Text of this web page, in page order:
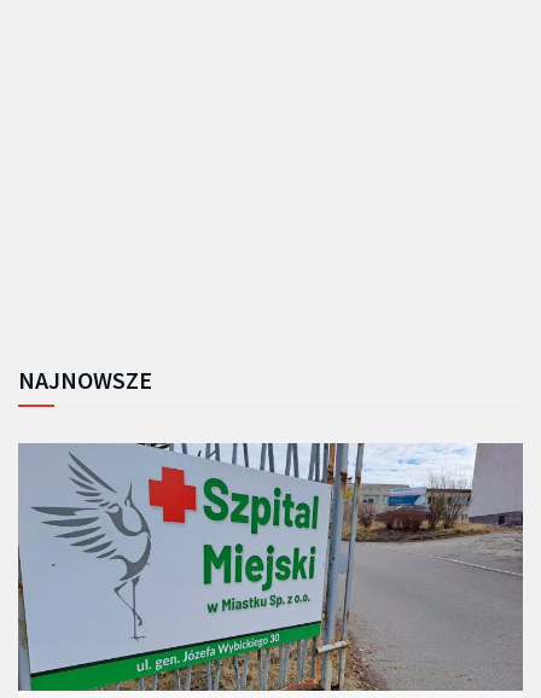
NAJNOWSZE